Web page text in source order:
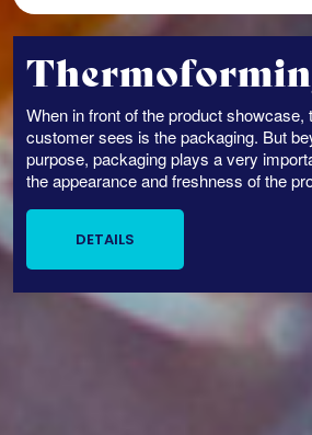
When in front of the product showcase,
customer sees is the packaging. But
purpose, packaging plays a very
the appearance and freshness of the
DETAILS